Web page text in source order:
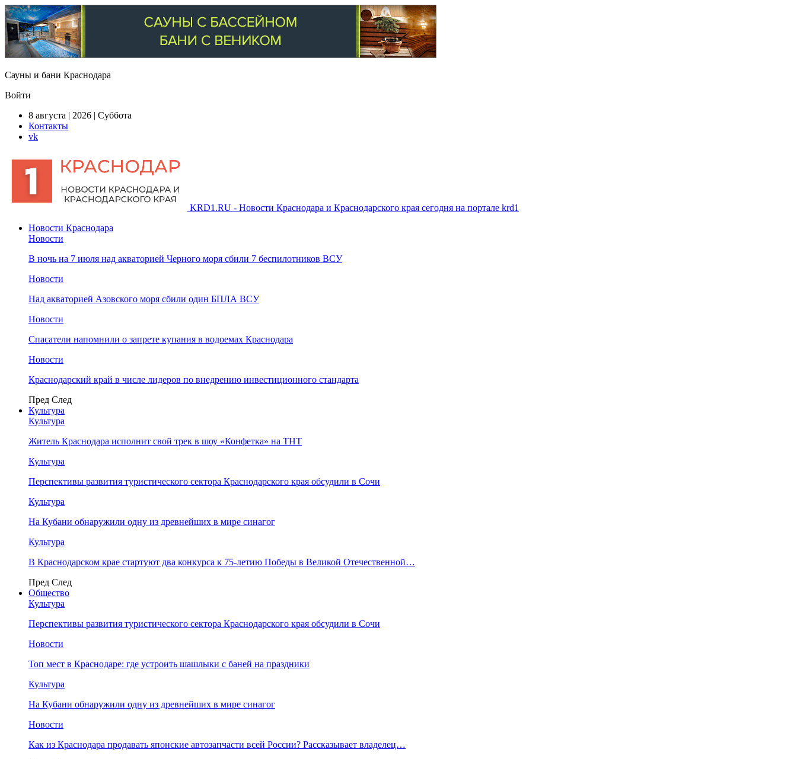
Сауны и бани Краснодара
Войти
8 августа | 2026 | Суббота
Контакты
vk
KRD1.RU - Новости Краснодара и Краснодарского края сегодня на портале krd1
Новости Краснодара
Новости
В ночь на 7 июля над акваторией Черного моря сбили 7 беспилотников ВСУ
Новости
Над акваторией Азовского моря сбили один БПЛА ВСУ
Новости
Спасатели напомнили о запрете купания в водоемах Краснодара
Новости
Краснодарский край в числе лидеров по внедрению инвестиционного стандарта
Пред След
Культура
Культура
Житель Краснодара исполнит свой трек в шоу «Конфетка» на ТНТ
Культура
Перспективы развития туристического сектора Краснодарского края обсудили в Сочи
Культура
На Кубани обнаружили одну из древнейших в мире синагог
Культура
В Краснодарском крае стартуют два конкурса к 75-летию Победы в Великой Отечественной…
Пред След
Общество
Культура
Перспективы развития туристического сектора Краснодарского края обсудили в Сочи
Новости
Топ мест в Краснодаре: где устроить шашлыки с баней на праздники
Культура
На Кубани обнаружили одну из древнейших в мире синагог
Новости
Как из Краснодара продавать японские автозапчасти всей России? Рассказывает владелец…